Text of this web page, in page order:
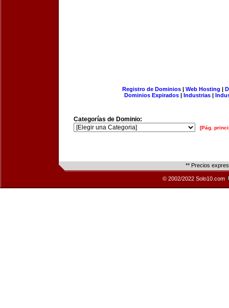
Registro de Dominios| Web Hosting |
Dominios Expirados | Industrias |
Categorías de Dominio:
[Pág.
** Precios
© 2002/2022 Solo10.com